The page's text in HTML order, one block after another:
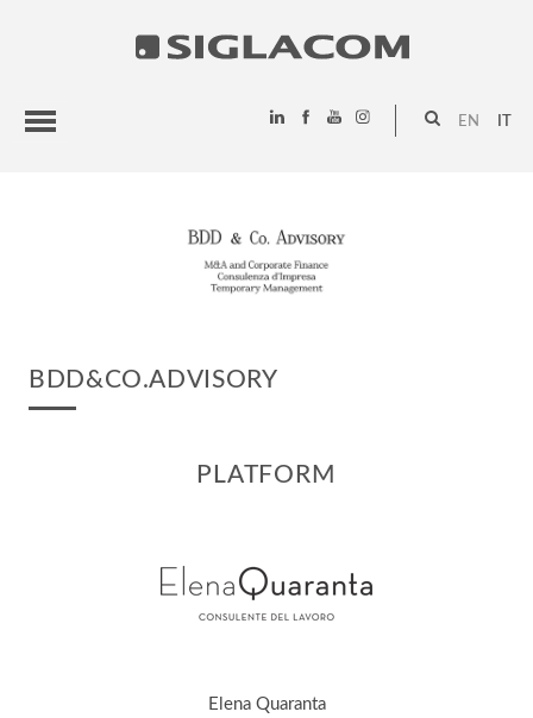
EN
BDD&CO.ADVISORY
PLATFORM
Elena Quaranta